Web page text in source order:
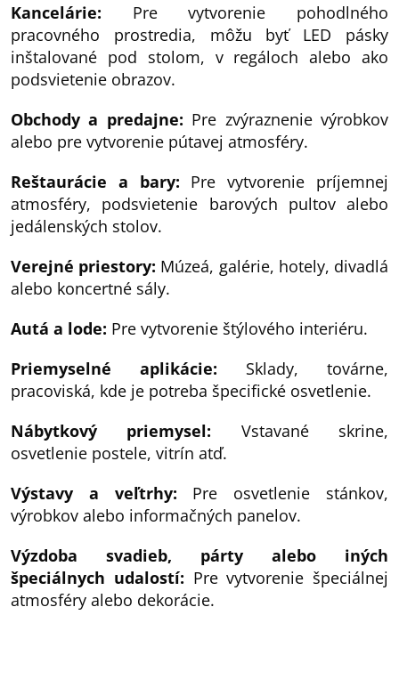
Kancelárie: Pre vytvorenie pohodlného
pracovného prostredia, môžu byť LED pásky
inštalované pod stolom, v regáloch alebo ako
podsvietenie obrazov.
Obchody a predajne: Pre zvýraznenie výrobkov
alebo pre vytvorenie pútavej atmosféry.
Reštaurácie a bary: Pre vytvorenie príjemnej
atmosféry, podsvietenie barových pultov alebo
jedálenských stolov.
Verejné priestory: Múzeá, galérie, hotely, divadlá
alebo koncertné sály.
Autá a lode: Pre vytvorenie štýlového interiéru.
Priemyselné aplikácie: Sklady, továrne,
pracoviská, kde je potreba špecifické osvetlenie.
Nábytkový priemysel: Vstavané skrine,
osvetlenie postele, vitrín atď.
Výstavy a veľtrhy: Pre osvetlenie stánkov,
výrobkov alebo informačných panelov.
Výzdoba svadieb, párty alebo iných
špeciálnych udalostí: Pre vytvorenie špeciálnej
atmosféry alebo dekorácie.